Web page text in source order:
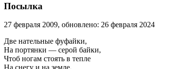
Посылка
27 февраля 2009, обновлено: 26 февраля 2024
Две нательные фуфайки,
На портянки — серой байки,
Чтоб ногам стоять в тепле